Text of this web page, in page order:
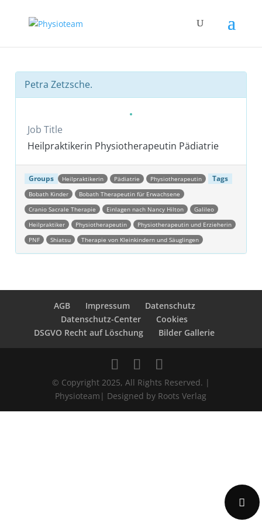
Petra Zetzsche.
Job Title
Heilpraktikerin Physiotherapeutin Pädiatrie
Groups Heilpraktikerin Pädiatrie Physiotherapeutin Tags
Bobath Kinder
Bobath Therapeutin für Erwachsene
Cranio Sacrale Therapie
Einlagen nach Nancy Hilton
Galileo
Heilpraktiker
Physiotherapeutin
Physiotherapeutin und Erzieherin
PNF
Shiatsu Therapie von Kleinkindern und Säuglingen
AGB Impressum
Datenschutz
Datenschutz-Center
Cookies
DSGVO Recht auf Löschung
Bilder Gallerie
© Copyright 2025, All Rights Reserved. |
Physioteam| Designed by Roots Verlag